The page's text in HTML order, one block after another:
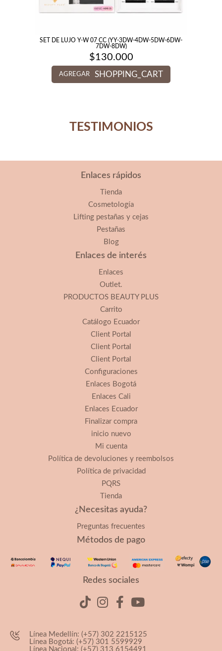
SET DE LUJO Y-W 07 CC (YY-3DW-4DW-5DW-6DW-
7DW-8DW)
$130.000
AGREGAR SHOPPING_CART
TESTIMONIOS
Enlaces rápidos
Tienda
Cosmetología
Lifting pestañas y cejas
Pestañas
Blog
Enlaces de interés
Enlaces
Outlet.
PRODUCTOS BEAUTY PLUS
Carrito
Catálogo Ecuador
Client Portal
Client Portal
Client Portal
Configuraciones
Enlaces Bogotá
Enlaces Cali
Enlaces Ecuador
Finalizar compra
inicio nuevo
Mi cuenta
Política de devoluciones y reembolsos
Política de privacidad
PQRS
Tienda
¿Necesitas ayuda?
Preguntas frecuentes
Métodos de pago
Redes sociales
Línea Medellín: (+57) 302 2215125
Línea Bogotá: (+57) 301 5599929
Línea Nacional: (+57) 313 6154491